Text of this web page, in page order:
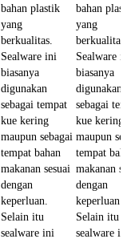
bahan plastik
yang
berkualitas.
Sealware ini
biasanya
digunakan
sebagai tempat
kue kering
maupun sebagai
tempat bahan
makanan sesuai
dengan
keperluan.
Selain itu
sealware ini
bahan
yang
berkualitas.
Sealware
biasanya
digunakan
sebagai
kue kering
maupun
tempat
makanan
dengan
keperluan.
Selain itu
sealware